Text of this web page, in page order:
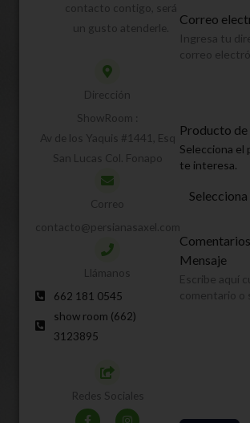
contacto contigo, será
un gusto atenderle.
Dirección
ShowRoom :
Av de los Yaquis #1441, Esq
San Lucas Col. Fonapo
Correo
contacto@persianasaxel.com.mx
Llámanos
662 181 0545
show room (662)
3123895
Redes Sociales
F
I
i
o
+
Correo
Ingresa tu
correo
Producto
Selecciona el
te interesa.
Mensaje
Escribe aquí
comentario o